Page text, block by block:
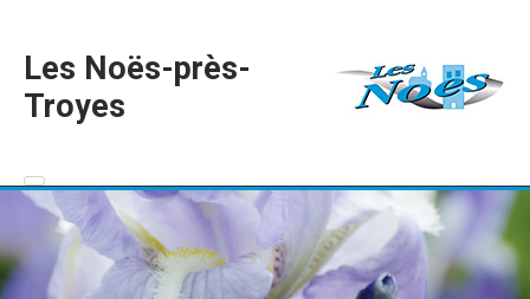
Les Noës-près-
Troyes